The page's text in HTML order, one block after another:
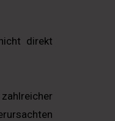
direkt